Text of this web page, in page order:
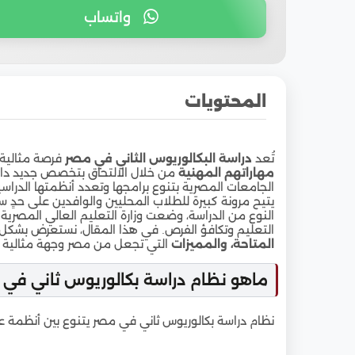
واتساب
المحتويات
2
شروط القبول في دراسة بكالوريوس ثاني في
3
المستندات المطلوبة للتقديم على بكالوريوس
4
تكاليف دراسة بكالوريوس ثاني في الجامعات
5
الجامعات المصرية التي تسمح بدراسة
6
هل يحق للطلاب الوافدين دراسة بكالوريوس
خطوات وإجراءات التسجيل في بكالوريوس ثاني
تُعد دراسة البكالوريوس الثاني في مصر فرصة
مهاراتهم المهنية من خلال الالتحاق بتخصص جديد
الجامعات المصرية بتنوع برامجها وتعدد أنظمتها
يتيح مرونة كبيرة للطلاب المحليين والوافدين على حدٍ
النوع من الدراسة، وضعت وزارة التعليم العالي المصرية
التعليم وتكافؤ الفرص. في هذا المقال، نستعرض
المتاحة، والمميزات التي تجعل من مصر وجهة مثالية
ماهو نظام دراسة بكالوريوس ثاني في
نظام دراسة بكالوريوس ثاني في مصر يتنوع بين أنظمة